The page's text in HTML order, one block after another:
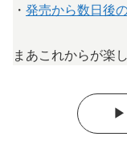
・ 発売から数日後
まあこれからが楽
▶